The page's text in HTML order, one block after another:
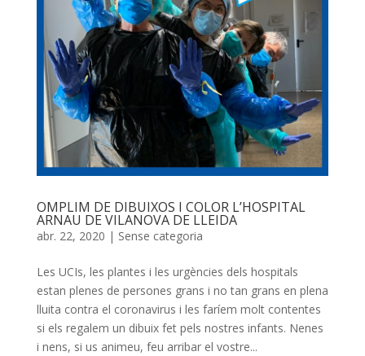
OMPLIM DE DIBUIXOS I COLOR L’HOSPITAL
ARNAU DE VILANOVA DE LLEIDA
abr. 22, 2020 | Sense categoria
Les UCIs, les plantes i les urgències dels hospitals
estan plenes de persones grans i no tan grans en plena
lluita contra el coronavirus i les faríem molt contentes
si els regalem un dibuix fet pels nostres infants. Nenes
i nens, si us animeu, feu arribar el vostre...